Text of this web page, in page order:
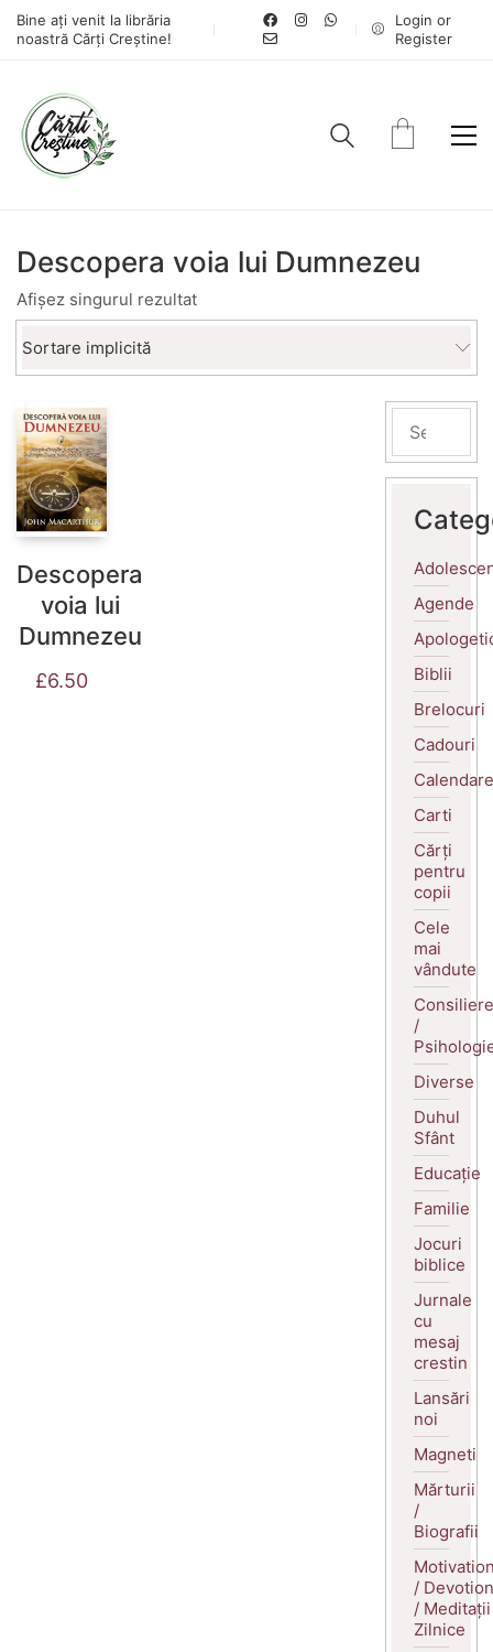
Bine ați venit la librăria
noastră Cărți Creștine!
Login or
Register
Descopera voia lui Dumnezeu
Afișez singurul rezultat
Sortare implicită
Descopera
voia lui
Dumnezeu
£6.50
Agende
Biblii
Brelocuri
Cadouri
Calendare
Carti
Cărți
pentru
copii
Cele
mai
vândute
Consiliere
/
Diverse
Duhul
Sfânt
Educație
Familie
Jocuri
biblice
Jurnale
cu
mesaj
crestin
Lansări
noi
Magneti
Mărturii
/
Biografii
/
/ Meditații
Zilnice